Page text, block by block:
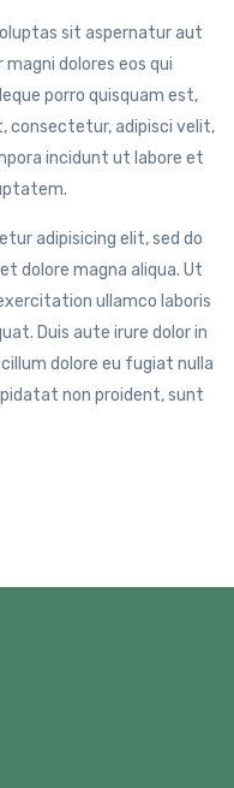
sit aspernatur aut
dolores eos qui
porro quisquam est,
consectetur, adipisci velit,
incidunt ut labore et
adipisicing elit, sed do
dolore magna aliqua. Ut
ullamco laboris
Duis aute irure dolor in
dolore eu fugiat nulla
non proident, sunt